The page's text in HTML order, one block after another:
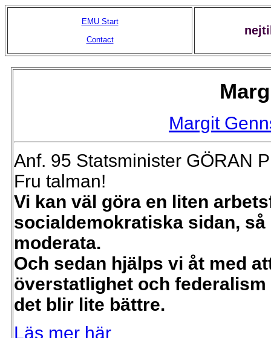
EMU Start
Contact
Margit
Anf. 95 Statsminister GÖRAN
Fru talman!
Vi kan väl göra en liten
socialdemokratiska sidan,
moderata.
Och sedan hjälps vi åt med
överstatlighet och
det blir lite bättre.
Läs mer här